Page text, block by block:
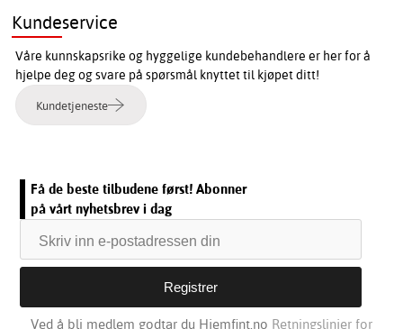
Kundeservice
Våre kunnskapsrike og hyggelige kundebehandlere er her for å
hjelpe deg og svare på spørsmål knyttet til kjøpet ditt!
Kundetjeneste
Få de beste tilbudene først! Abonner
på vårt nyhetsbrev i dag
Ved å bli medlem godtar du Hjemfint.no Retningslinjer for